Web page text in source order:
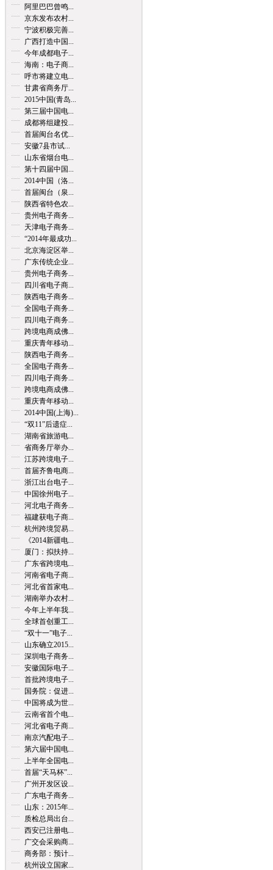
阿里巴巴曾鸣...
京东发布农村...
宁波积极完善...
广西打造中国...
今年成都电子...
海南：电子商...
呼市将建立电...
甘肃省商务厅...
2015中国(青岛...
第三届中国电...
成都将组建投...
首届闽台名优...
安徽7县市试...
山东省烟台电...
第十四届中国...
2014中国（洛...
首届闽台（泉...
陕西省特色农...
贵州电子商务...
天津电子商务...
“2014年最成功...
北京海淀区举...
广东传统企业...
贵州电子商务...
四川省电子商...
陕西电子商务...
全国电子商务...
四川电子商务...
跨境电商成佛...
重庆青年移动...
陕西电子商务...
全国电子商务...
四川电子商务...
跨境电商成佛...
重庆青年移动...
2014中国(上海)...
“双11”后遗症...
湖南省旅游电...
省商务厅举办...
江苏跨境电子...
首届齐鲁电商...
浙江出台电子...
中国徐州电子...
河北电子商务...
福建获电子商...
杭州跨境贸易...
《2014新疆电...
厦门：拟扶持...
广东省跨境电...
河南省电子商...
河北省首家电...
湖南举办农村...
今年上半年我...
全球首创重工...
“双十一”电子...
山东确立2015...
深圳电子商务...
安徽国际电子...
首批跨境电子...
国务院：促进...
中国将成为世...
云南省首个电...
河北省电子商...
南京汽配电子...
第六届中国电...
上半年全国电...
首届“天马杯”...
广州开发区设...
广东电子商务...
山东：2015年...
质检总局出台...
西安已注册电...
广交会采购商...
商务部：预计...
杭州设立国家...